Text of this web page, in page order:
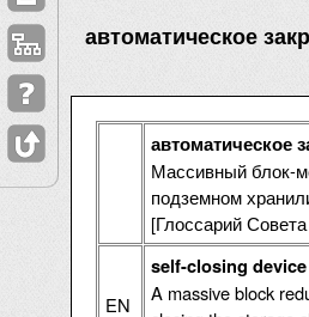
автоматическое
автоматическое
Массивный блок-
подземном
[Глоссарий
EN
self-closing device
A massive block